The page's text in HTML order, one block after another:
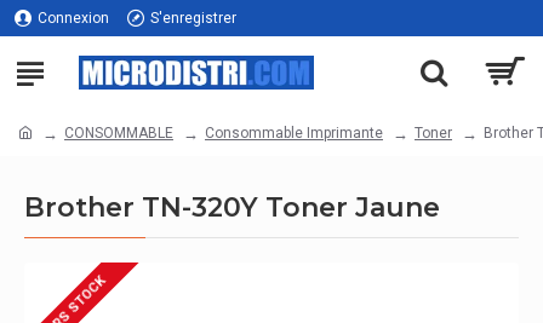
Connexion S'enregistrer
CONSOMMABLE Consommable Imprimante Toner Brother
Brother TN-320Y Toner Jaune